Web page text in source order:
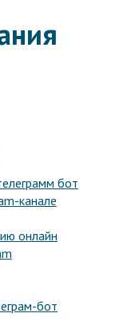
бот
канале
онлайн
бот